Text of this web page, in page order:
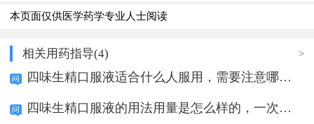
本页面仅供医学药学专业人士阅读
相关用药指导(4) >
四味生精口服液适合什么人服用，需要注意哪些事
四味生精口服液的用法用量是怎么样的，一次喝多